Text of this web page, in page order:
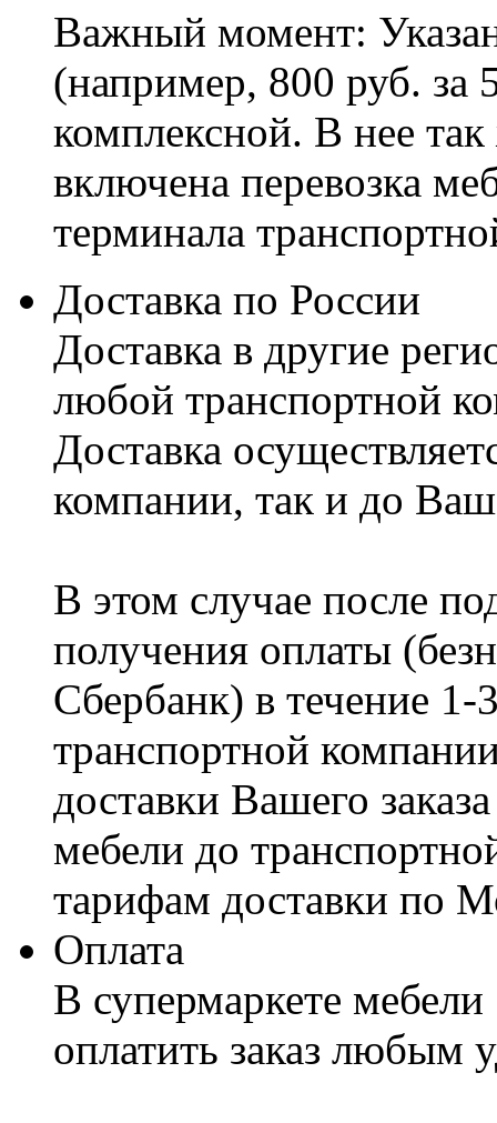
Важный момент:
(например, 800 руб. за
комплексной. В нее
включена перевозка
терминала
Доставка по России
Доставка в другие
любой транспортной
Доставка
компании, так и до
В этом случае после
получения оплаты
Сбербанк) в течение
транспортной
доставки Вашего
мебели до
тарифам доставки по
Оплата
В супермаркете
оплатить заказ любым